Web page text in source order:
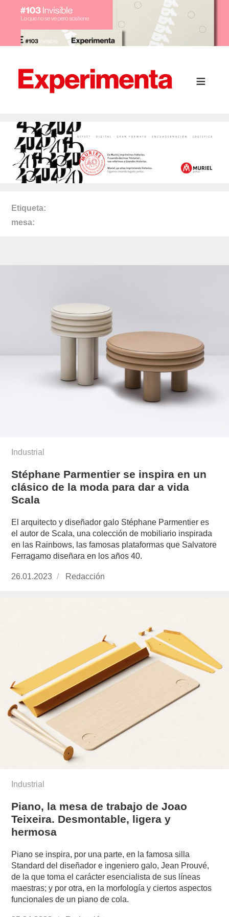
Etiqueta
mesa
Industrial
Stéphane Parmentier se inspira en un
clásico de la moda para dar a vida
Scala
El arquitecto y diseñador galo Stéphane Parmentier es
el autor de Scala, una colección de mobiliario inspirada
en las Rainbows, las famosas plataformas que Salvatore
Ferragamo diseñara en los años 40.
Publicado
26.01.2023 https://www.experimenta.es/author/redaccion/
Redacción
Industrial
Piano, la mesa de trabajo de Joao
Teixeira. Desmontable, ligera y
hermosa
Piano se inspira, por una parte, en la famosa silla
Standard del diseñador e ingeniero galo, Jean Prouvé,
de la que toma el carácter esencialista de sus líneas
maestras; y por otra, en la morfología y ciertos aspectos
funcionales de un piano de cola.